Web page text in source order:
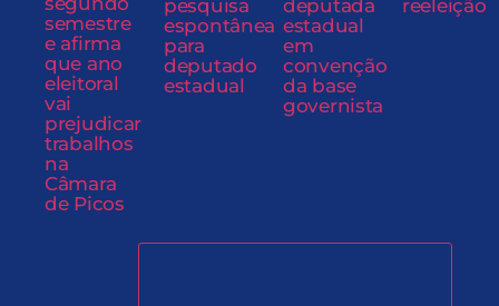
semestre
e afirma
que ano
eleitoral
vai
prejudicar
trabalhos
na
Câmara
de Picos
pesquisa
espontânea
para
deputado
estadual
deputada
estadual
em
convenção
da base
governista
reeleição